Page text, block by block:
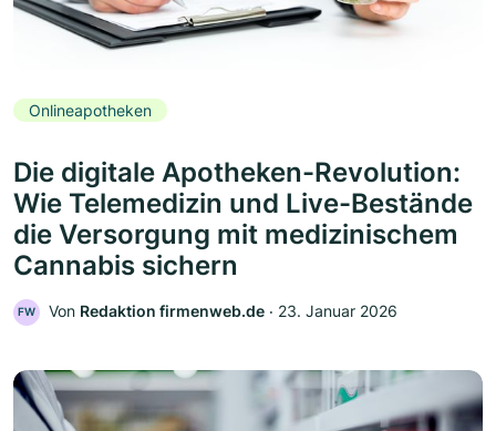
Onlineapotheken
Die digitale Apotheken-Revolution:
Wie Telemedizin und Live-Bestände
die Versorgung mit medizinischem
Cannabis sichern
FW Von Redaktion firmenweb.de ‧ 23. Januar 2026